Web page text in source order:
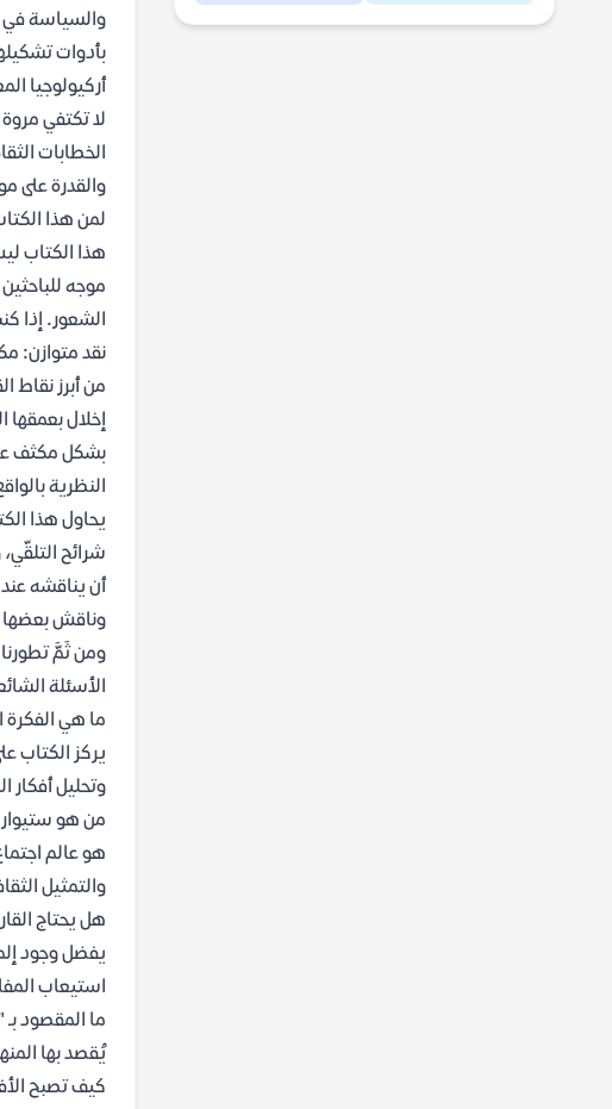
والسياسة في
بأدوات
أركيولوجيا
لا تكتفي
الخطابات
والقدرة على
لمن هذا
هذا الكتاب
موجه
الشعور. إذا
نقد متوازن:
من أبرز نقاط
إخلال بعمقها
بشكل مكثف
النظرية
يحاول هذا
شرائح
أن يناقشه
وناقش بعضها
ومن ثَمَّ
الأسئلة
ما هي الفكرة
يركز الكتاب
وتحليل
من هو
هو عالم
والتمثيل
هل يحتاج
يفضل وجود
استيعاب
ما المقصود
يُقصد بها
كيف تصبح